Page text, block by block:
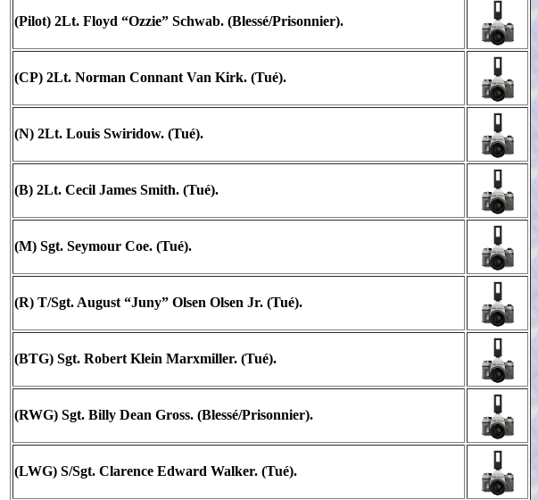
(Pilot) 2Lt. Floyd “Ozzie” Schwab. (Blessé/Prisonnier).
(CP) 2Lt. Norman Connant Van Kirk. (Tué).
(N) 2Lt. Louis Swiridow. (Tué).
(B) 2Lt. Cecil James Smith. (Tué).
(M) Sgt. Seymour Coe. (Tué).
(R) T/Sgt. August “Juny” Olsen Olsen Jr. (Tué).
(BTG) Sgt. Robert Klein Marxmiller. (Tué).
(RWG) Sgt. Billy Dean Gross. (Blessé/Prisonnier).
(LWG) S/Sgt. Clarence Edward Walker. (Tué).